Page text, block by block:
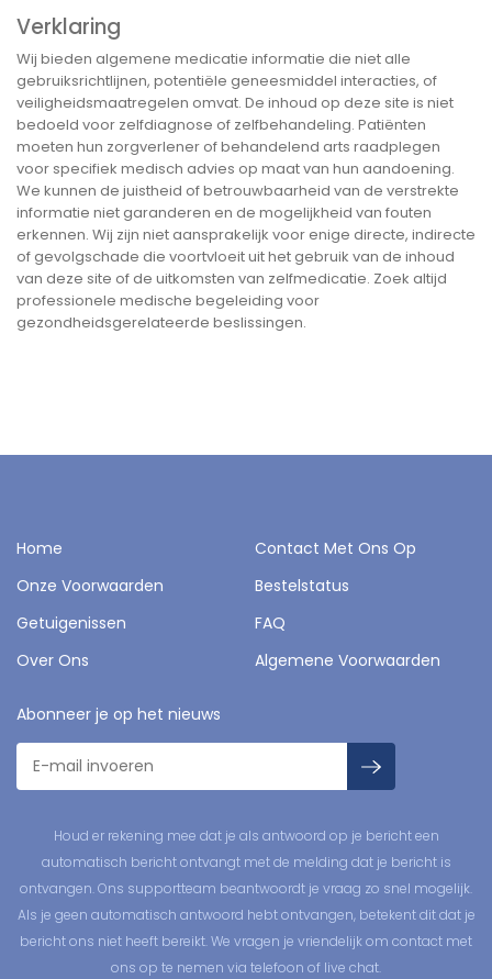
Verklaring
Wij bieden algemene medicatie informatie die niet alle
gebruiksrichtlijnen, potentiële geneesmiddel interacties, of
veiligheidsmaatregelen omvat. De inhoud op deze site is niet
bedoeld voor zelfdiagnose of zelfbehandeling. Patiënten
moeten hun zorgverlener of behandelend arts raadplegen
voor specifiek medisch advies op maat van hun aandoening.
We kunnen de juistheid of betrouwbaarheid van de verstrekte
informatie niet garanderen en de mogelijkheid van fouten
erkennen. Wij zijn niet aansprakelijk voor enige directe, indirecte
of gevolgschade die voortvloeit uit het gebruik van de inhoud
van deze site of de uitkomsten van zelfmedicatie. Zoek altijd
professionele medische begeleiding voor
gezondheidsgerelateerde beslissingen.
Home
Contact Met Ons Op
Onze Voorwaarden
Bestelstatus
Getuigenissen
FAQ
Over Ons
Algemene Voorwaarden
Abonneer je op het nieuws
Houd er rekening mee dat je als antwoord op je bericht een
automatisch bericht ontvangt met de melding dat je bericht is
ontvangen. Ons supportteam beantwoordt je vraag zo snel mogelijk.
Als je geen automatisch antwoord hebt ontvangen, betekent dit dat je
bericht ons niet heeft bereikt. We vragen je vriendelijk om contact met
ons op te nemen via telefoon of live chat.